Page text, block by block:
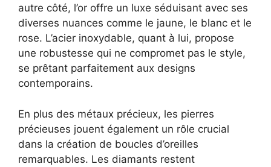
autre côté, l’or offre un luxe séduisant avec ses
diverses nuances comme le jaune, le blanc et le
rose. L’acier inoxydable, quant à lui, propose
une robustesse qui ne compromet pas le style,
se prêtant parfaitement aux designs
contemporains.
En plus des métaux précieux, les pierres
précieuses jouent également un rôle crucial
dans la création de boucles d’oreilles
remarquables. Les diamants restent